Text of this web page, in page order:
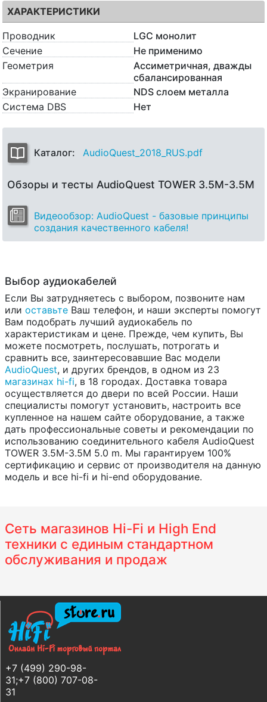
ХАРАКТЕРИСТИКИ
Проводник
LGC монолит
Сечение
Не применимо
Геометрия
Ассиметричная, дважды
сбалансированная
Экранирование
NDS слоем металла
Система DBS
Нет
Каталог: AudioQuest_2018_RUS.pdf
Обзоры и тесты AudioQuest TOWER 3.5M-3.5M
Видеообзор: AudioQuest - базовые принципы
создания качественного кабеля!
Выбор аудиокабелей
Если Вы затрудняетесь с выбором, позвоните нам
или оставьте Ваш телефон, и наши эксперты помогут
Вам подобрать лучший аудиокабель по
характеристикам и цене. Прежде, чем купить, Вы
можете посмотреть, послушать, потрогать и
сравнить все, заинтересовавшие Вас модели
AudioQuest, и других брендов, в одном из 23
магазинах hi-fi, в 18 городах. Доставка товара
осуществляется до двери по всей России. Наши
специалисты помогут установить, настроить все
купленное на нашем сайте оборудование, а также
дать профессиональные советы и рекомендации по
использованию соединительного кабеля AudioQuest
TOWER 3.5M-3.5M 5.0 m. Мы гарантируем 100%
сертификацию и сервис от производителя на данную
модель и все hi-fi и hi-end оборудование.
Сеть магазинов Hi-Fi и High End
техники с единым стандартном
обслуживания и продаж
+7 (499) 290-98-
31;+7 (800) 707-08-
31